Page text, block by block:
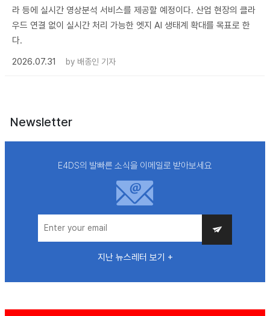
라 등에 실시간 영상분석 서비스를 제공할 예정이다. 산업 현장의 클라
우드 연결 없이 실시간 처리 가능한 엣지 AI 생태계 확대를 목표로 한
다.
2026.07.31
by 배종인 기자
Newsletter
E4DS의 발빠른 소식을 이메일로 받아보세요
지난 뉴스레터 보기 +